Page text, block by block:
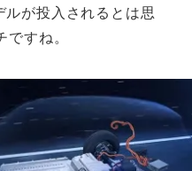
が投入されるとは思
すね。